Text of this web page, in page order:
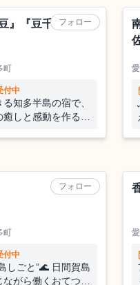
フォロー
』『豆千待月』
町
付中
知多半島の宿で、
しと感動を作るお
フォロー
町
付中
しごと”🌊 日間賀島
がら働くおてつた